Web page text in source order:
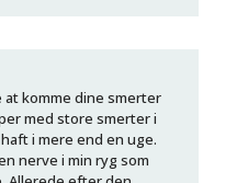
komme dine smerter
med store smerter i
i mere end en uge.
nerve i min ryg som